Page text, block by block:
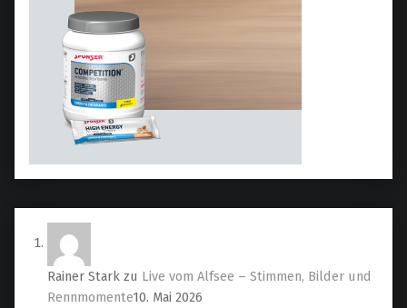
Rainer Starkzu Live vom Alfsee – Stimmen, Bilder und
Rennmomente10. Mai 2026